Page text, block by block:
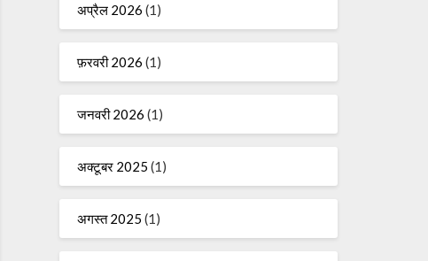
अप्रैल 2026 (1)
फ़रवरी 2026 (1)
जनवरी 2026 (1)
अक्टूबर 2025 (1)
अगस्त 2025 (1)